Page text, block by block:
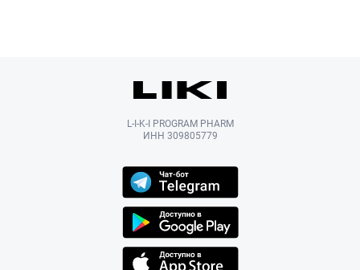
L-I-K-I PROGRAM PHARM
ИНН 309805779